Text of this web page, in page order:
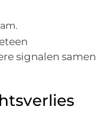
signalen samen